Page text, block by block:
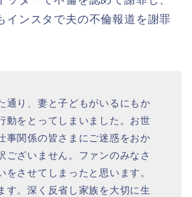
インスタで夫の不倫報道を謝罪
通り、妻と子どもがいるにもか
動をとってしまいました。お世
事関係の皆さまにご迷惑をおか
ございません。ファンのみなさ
をさせてしまったと思います。
す。深く反省し家族を大切に生